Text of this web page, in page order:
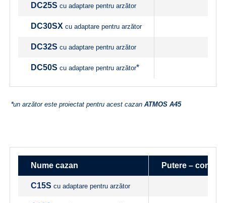
DC25S cu adaptare pentru arzător
DC30SX cu adaptare pentru arzător
DC32S cu adaptare pentru arzător
DC50S cu adaptare pentru arzător*
*un arzător este proiectat pentru acest cazan ATMOS A45
Nume cazan Putere –
C15S cu adaptare pentru arzător